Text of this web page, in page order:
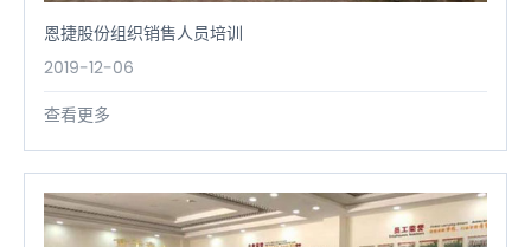
恩捷股份组织销售人员培训
2019-12-06
查看更多